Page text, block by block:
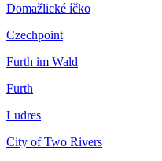
Domažlické íčko
Czechpoint
Furth im Wald
Furth
Ludres
City of Two Rivers